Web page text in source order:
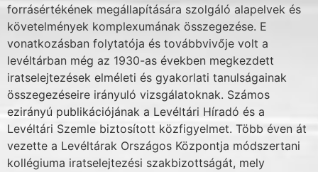
forrásértékének megállapítá­sára szolgáló alapelvek és
követelmények komplexumának összegezése. E
vonatkozásban folytatója és továbbvivője volt a
levéltárban még az 1930-as években megkezdett
iratselejte­zések elméleti és gyakorlati tanulságainak
összegezéseire irányuló vizsgálatoknak. Számos
ezirányú publikációjának a Levéltári Híradó és a
Levéltári Szemle biztosított közfigyelmet. Több éven át
vezette a Levéltárak Országos Központja módszertani
kollégiuma iratselejte­zési szakbizottságát, mely